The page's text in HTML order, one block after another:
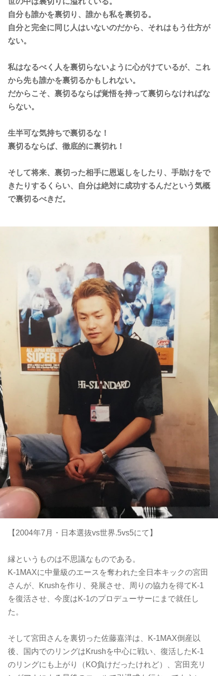
自分も誰かを裏切り、誰かも私を裏切る。
自分と完全に同じ人はいないのだから、それはもう仕方が
ない。
私はなるべく人を裏切らないように心がけているが、これ
から先も誰かを裏切るかもしれない。
だからこそ、裏切るならば覚悟を持って裏切らなければな
らない。
生半可な気持ちで裏切るな！
裏切るならば、徹底的に裏切れ！
そして将来、裏切った相手に恩返しをしたり、手助けをで
きたりするくらい、自分は絶対に成功するんだという気概
で裏切るべきだ。
【2004年7月・日本選抜vs世界.5vs5にて】
縁というものは不思議なものである。
K-1MAXに中量級のエースを奪われた全日本キックの宮田
さんが、Krushを作り、発展させ、周りの協力を得てK-1
を復活させ、今度はK-1のプロデューサーにまで就任し
た。
そして宮田さんを裏切った佐藤嘉洋は、K-1MAX倒産以
後、国内でのリングはKrushを中心に戦い、復活したK-1
のリングにも上がり（KO負けだったけれど）、宮田充リ